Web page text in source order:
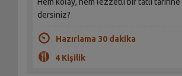
dersiniz?
Hazırlama 30 dakika
4 Kişilik